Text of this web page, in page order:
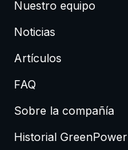
Nuestro equipo
Noticias
Artículos
FAQ
Sobre la compañía
Historial GreenPower